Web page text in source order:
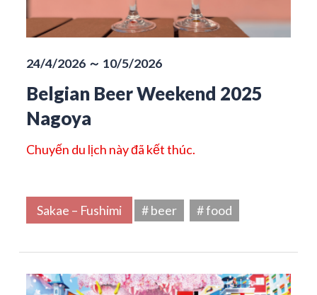
24/4/2026 ～ 10/5/2026
Belgian Beer Weekend 2025
Nagoya
Chuyến du lịch này đã kết thúc.
Sakae – Fushimi # beer # food